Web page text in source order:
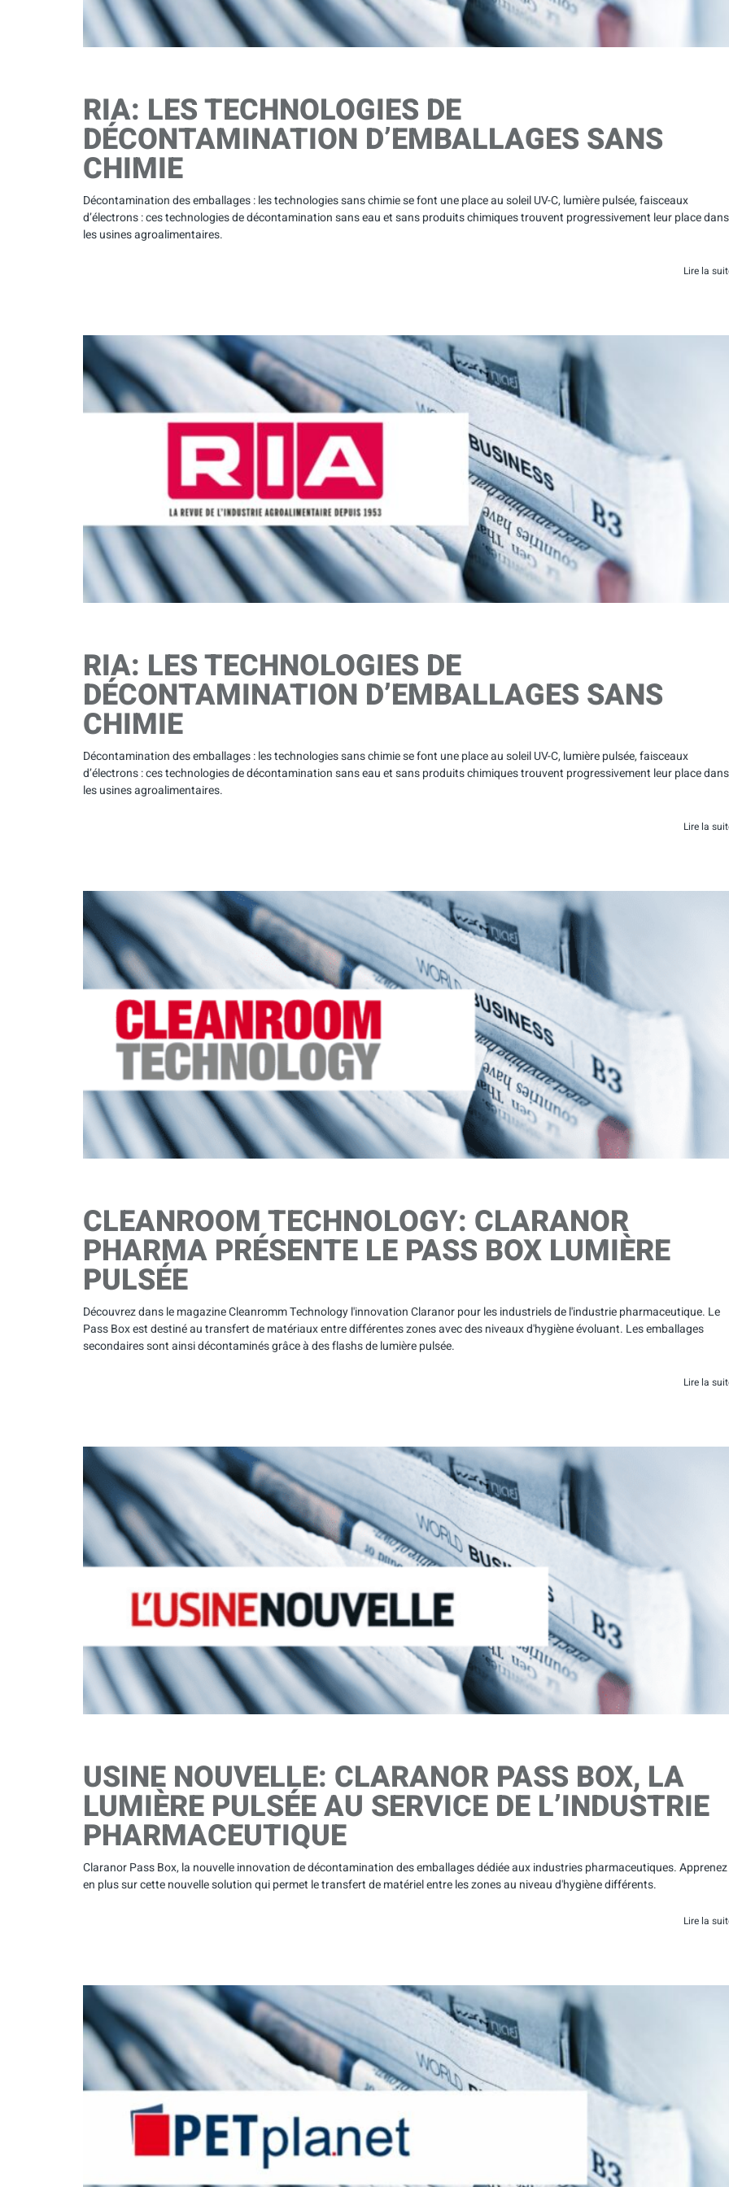
RIA: LES TECHNOLOGIES DE
DÉCONTAMINATION D’EMBALLAGES SANS
CHIMIE
Décontamination des emballages : les technologies sans chimie se font une place au soleil UV-C, lumière pulsée, faisceaux
d’électrons : ces technologies de décontamination sans eau et sans produits chimiques trouvent progressivement leur place dans
les usines agroalimentaires.
Lire la
RIA: LES TECHNOLOGIES DE
DÉCONTAMINATION D’EMBALLAGES SANS
CHIMIE
Décontamination des emballages : les technologies sans chimie se font une place au soleil UV-C, lumière pulsée, faisceaux
d’électrons : ces technologies de décontamination sans eau et sans produits chimiques trouvent progressivement leur place dans
les usines agroalimentaires.
Lire la
CLEANROOM TECHNOLOGY: CLARANOR
PHARMA PRÉSENTE LE PASS BOX LUMIÈRE
PULSÉE
Découvrez dans le magazine Cleanromm Technology l'innovation Claranor pour les industriels de l'industrie pharmaceutique. Le
Pass Box est destiné au transfert de matériaux entre différentes zones avec des niveaux d'hygiène évoluant. Les emballages
secondaires sont ainsi décontaminés grâce à des flashs de lumière pulsée.
Lire la
USINE NOUVELLE: CLARANOR PASS BOX, LA
LUMIÈRE PULSÉE AU SERVICE DE L’INDUSTRIE
PHARMACEUTIQUE
Claranor Pass Box, la nouvelle innovation de décontamination des emballages dédiée aux industries pharmaceutiques. Apprenez
en plus sur cette nouvelle solution qui permet le transfert de matériel entre les zones au niveau d'hygiène différents.
Lire la